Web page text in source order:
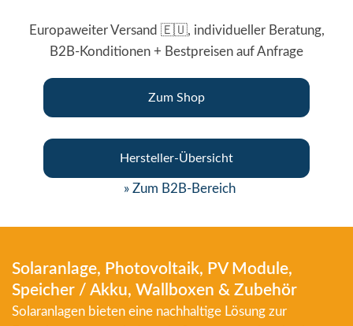
Europaweiter Versand 🇪🇺, individueller Beratung,
B2B-Konditionen + Bestpreisen auf Anfrage
Zum Shop
Hersteller-Übersicht
» Zum B2B-Bereich
Solaranlage, Photovoltaik, PV Module,
Speicher / Akku, Wallboxen & Zubehör
Solaranlagen bieten eine nachhaltige Lösung zur